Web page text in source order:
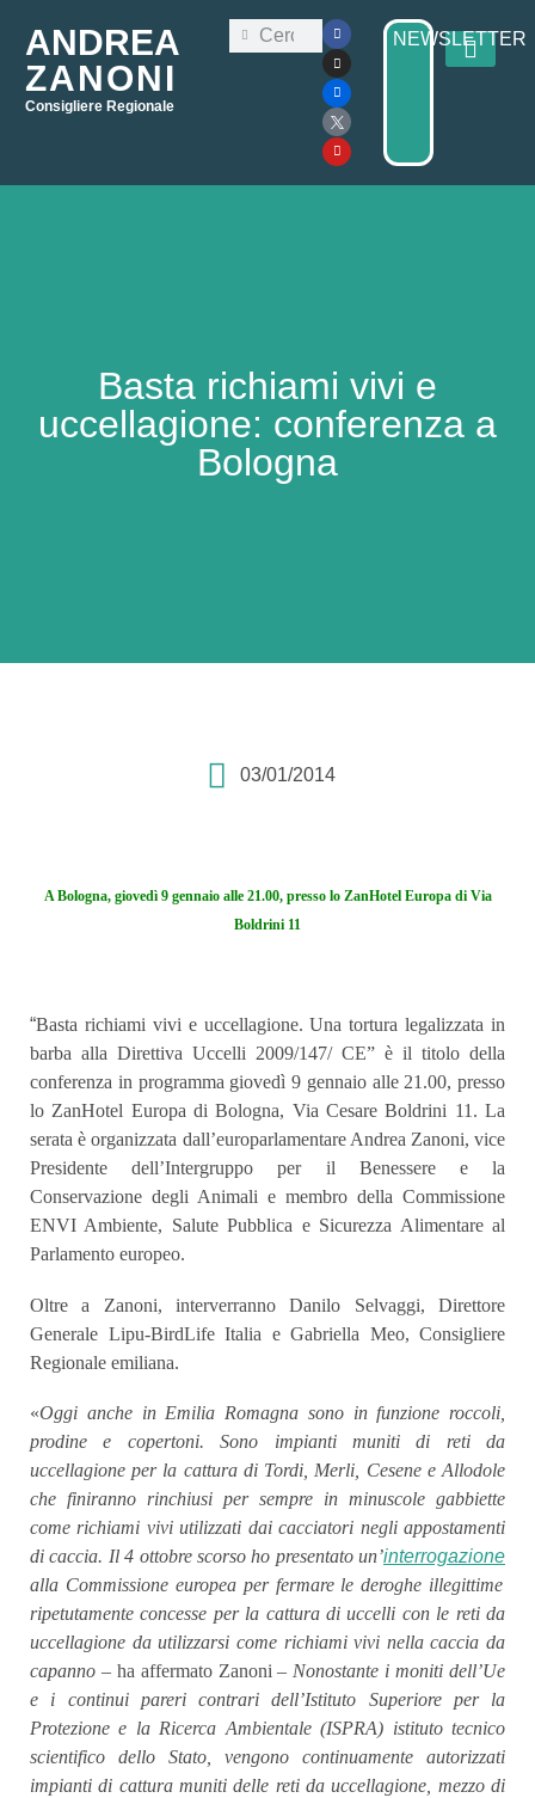
ANDREA
ZANONI
Consigliere Regionale
NEWSLETTER
Basta richiami vivi e
uccellagione: conferenza a
Bologna
03/01/2014
A Bologna, giovedì 9 gennaio alle 21.00, presso lo ZanHotel Europa di Via
Boldrini 11
“Basta richiami vivi e uccellagione. Una tortura legalizzata in
barba alla Direttiva Uccelli 2009/147/ CE” è il titolo della
conferenza in programma giovedì 9 gennaio alle 21.00, presso
lo ZanHotel Europa di Bologna, Via Cesare Boldrini 11. La
serata è organizzata dall’europarlamentare Andrea Zanoni, vice
Presidente dell’Intergruppo per il Benessere e la
Conservazione degli Animali e membro della Commissione
ENVI Ambiente, Salute Pubblica e Sicurezza Alimentare al
Parlamento europeo.
Oltre a Zanoni, interverranno Danilo Selvaggi, Direttore
Generale Lipu-BirdLife Italia e Gabriella Meo, Consigliere
Regionale emiliana.
«Oggi anche in Emilia Romagna sono in funzione roccoli,
prodine e copertoni.Sono impianti muniti di reti da
uccellagione per la cattura di Tordi, Merli, Cesene e Allodole
che finiranno rinchiusi per sempre in minuscole gabbiette
come richiami vivi utilizzati dai cacciatori negli appostamenti
di caccia. Il 4 ottobre scorso ho presentato un’interrogazione
alla Commissione europea per fermare le deroghe illegittime
ripetutamente concesse per la cattura di uccelli con le reti da
uccellagione da utilizzarsi come richiami vivi nella caccia da
capanno – ha affermato Zanoni – Nonostante i moniti dell’Ue
e i continui pareri contrari dell’Istituto Superiore per la
Protezione e la Ricerca Ambientale (ISPRA) istituto tecnico
scientifico dello Stato, vengono continuamente autorizzati
impianti di cattura muniti delle reti da uccellagione, mezzo di